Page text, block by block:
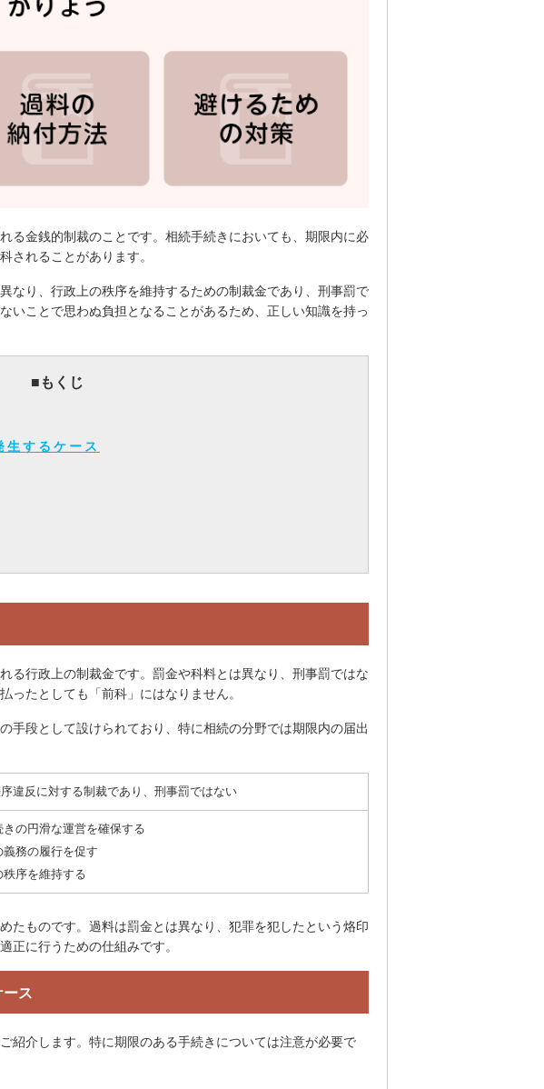
る金銭的制裁のことです。相続手続きにおいても、期限内に必
されることがあります。
なり、行政上の秩序を維持するための制裁金であり、刑事罰で
いことで思わぬ負担となることがあるため、正しい知識を持っ
■もくじ
生するケース
る行政上の制裁金です。罰金や科料とは異なり、刑事罰ではな
ったとしても「前科」にはなりません。
手段として設けられており、特に相続の分野では期限内の届出
違反に対する制裁であり、刑事罰ではない
きの円滑な運営を確保する
義務の履行を促す
秩序を維持する
たものです。過料は罰金とは異なり、犯罪を犯したという烙印
正に行うための仕組みです。
ス
紹介します。特に期限のある手続きについては注意が必要で